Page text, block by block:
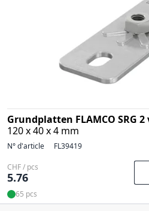
Grundplatten FLAMCO SRG 2
120 x 40 x 4 mm
N° d'article FL39419
CHF / pcs
5.76
65 pcs